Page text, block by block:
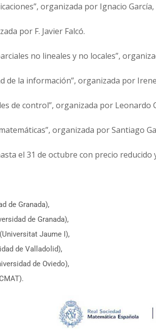
organizada por Ignacio
por F. Javier Falcó.
no lineales y no locales”,
de la información”, organizada por
de control”, organizada por Leonardo
organizada por Santiago
el 31 de octubre con precio
de Granada),
de Granada),
Jaume I),
de Valladolid),
de Oviedo),